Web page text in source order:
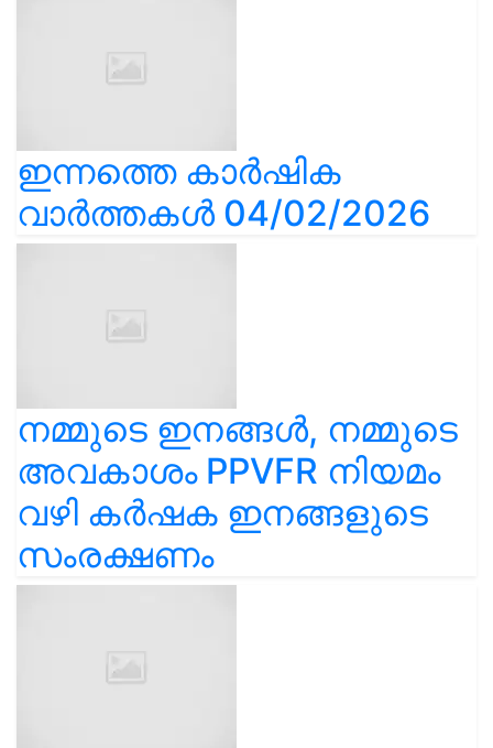
ഇന്നത്തെ കാർഷിക
വാർത്തകൾ 04/02/2026
നമ്മുടെ ഇനങ്ങൾ, നമ്മുടെ
അവകാശം PPVFR നിയമം
വഴി കർഷക ഇനങ്ങളുടെ
സംരക്ഷണം